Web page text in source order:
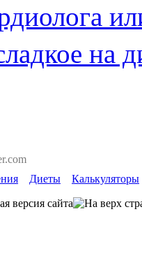
на
Диеты Калькуляторы